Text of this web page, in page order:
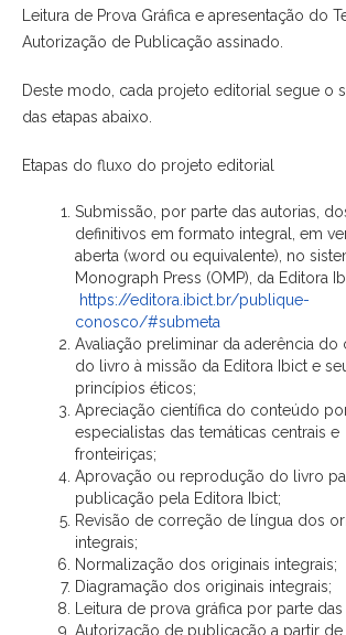
Leitura de Prova Gráfica e apresentação do
Autorização de Publicação assinado.
Deste modo, cada projeto editorial segue o
das etapas abaixo.
Etapas do fluxo do projeto editorial
Submissão, por parte das autorias,
definitivos em formato integral, em
aberta (word ou equivalente), no
Monograph Press (OMP), da Editora
https://editora.ibict.br/publique-
conosco/#submeta
Avaliação preliminar da aderência do
do livro à missão da Editora Ibict e
princípios éticos;
Apreciação científica do conteúdo
especialistas das temáticas centrais e
fronteiriças;
Aprovação ou reprodução do livro
publicação pela Editora Ibict;
Revisão de correção de língua dos
integrais;
Normalização dos originais integrais;
Diagramação dos originais integrais;
Leitura de prova gráfica por parte das
Autorização de publicação a partir de